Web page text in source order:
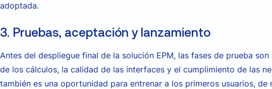
adoptada.
3. Pruebas, aceptación y lanzamiento
Antes del despliegue final de la solución EPM, las fases de prueba
de los cálculos, la calidad de las interfaces y el cumplimiento de las
también es una oportunidad para entrenar a los primeros usuarios, de